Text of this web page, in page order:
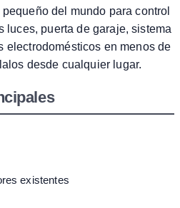
del mundo para control
luces, puerta de garaje, sistema
electrodomésticos en menos de
desde cualquier lugar.
existentes